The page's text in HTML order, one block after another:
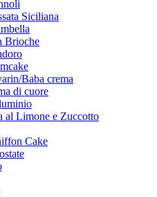
Siciliana
Brioche
Baba crema
di cuore
al Limone e Zuccotto
Cake